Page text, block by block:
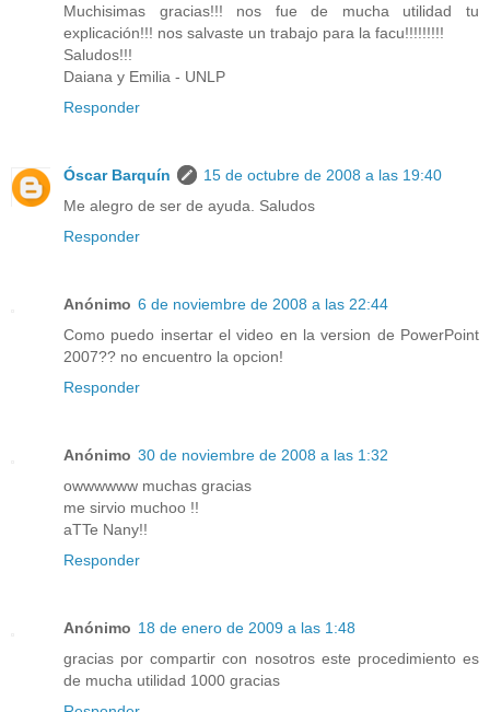
Muchisimas gracias!!! nos fue de mucha utilidad tu
explicación!!! nos salvaste un trabajo para la facu!!!!!!!!!
Saludos!!!
Daiana y Emilia - UNLP
Responder
Óscar Barquín
15 de octubre de 2008 a las 19:40
Me alegro de ser de ayuda. Saludos
Responder
Anónimo 6 de noviembre de 2008 a las 22:44
Como puedo insertar el video en la version de PowerPoint
2007?? no encuentro la opcion!
Responder
Anónimo 30 de noviembre de 2008 a las 1:32
owwwwww muchas gracias
me sirvio muchoo !!
aTTe Nany!!
Responder
Anónimo 18 de enero de 2009 a las 1:48
gracias por compartir con nosotros este procedimiento es
de mucha utilidad 1000 gracias